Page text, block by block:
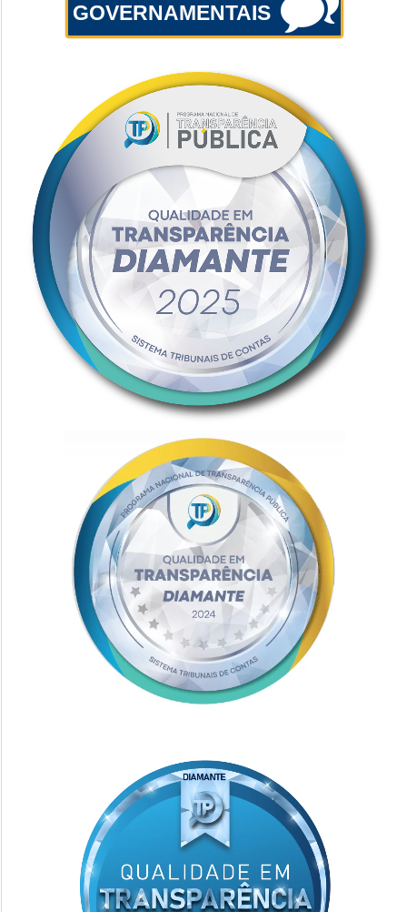
GOVERNAMENTAIS